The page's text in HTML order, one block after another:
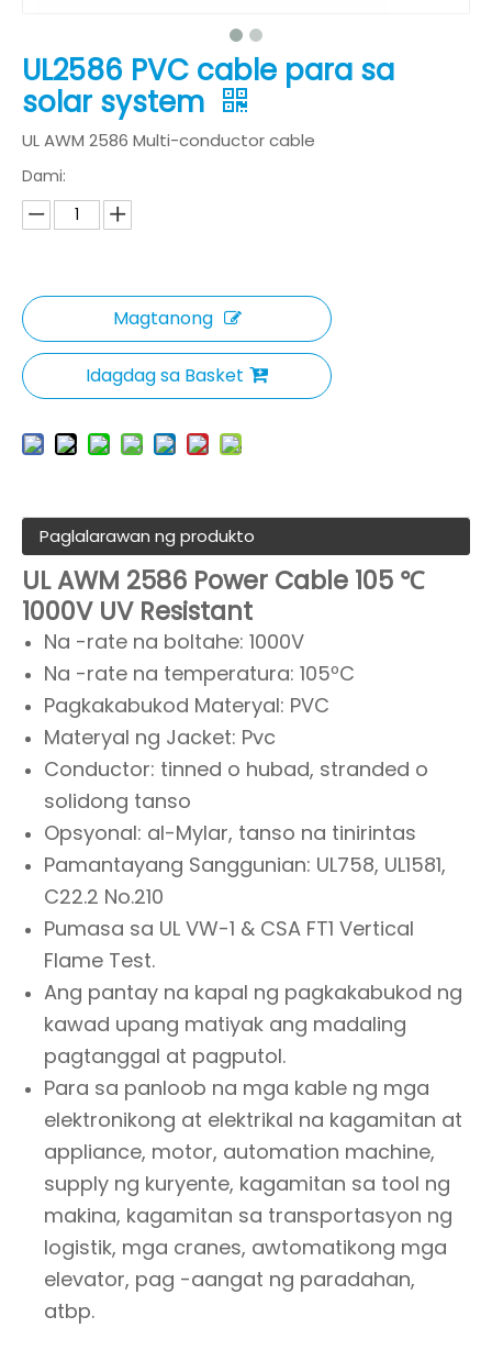
UL2586 PVC cable para sa
solar system
UL AWM 2586 Multi-conductor cable
Dami:
Magtanong
Idagdag sa Basket
Paglalarawan ng produkto
UL AWM 2586 Power Cable 105 ℃
1000V UV Resistant
Na -rate na boltahe: 1000V
Na -rate na temperatura: 105ºC
Pagkakabukod Materyal: PVC
Materyal ng Jacket: Pvc
Conductor: tinned o hubad, stranded o
solidong tanso
Opsyonal: al-Mylar, tanso na tinirintas
Pamantayang Sanggunian: UL758, UL1581,
C22.2 No.210
Pumasa sa UL VW-1 & CSA FT1 Vertical
Flame Test.
Ang pantay na kapal ng pagkakabukod ng
kawad upang matiyak ang madaling
pagtanggal at pagputol.
Para sa panloob na mga kable ng mga
elektronikong at elektrikal na kagamitan at
appliance, motor, automation machine,
supply ng kuryente, kagamitan sa tool ng
makina, kagamitan sa transportasyon ng
logistik, mga cranes, awtomatikong mga
elevator, pag -aangat ng paradahan,
atbp.